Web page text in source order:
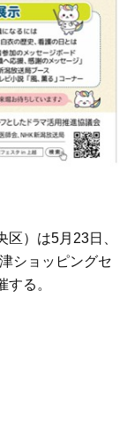
）は5月23日、
ショッピングセ
る。